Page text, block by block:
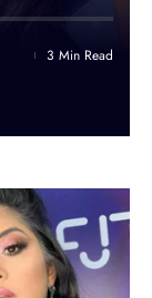
3 Min Read